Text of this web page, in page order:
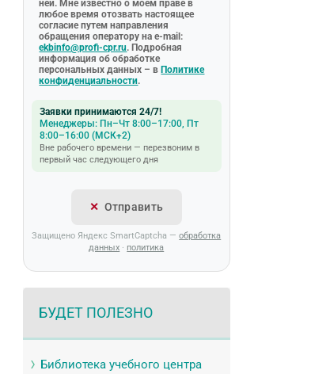
ней. Мне известно о моем праве в
любое время отозвать настоящее
согласие путем направления
обращения оператору на e-mail:
ekbinfo@profi-cpr.ru. Подробная
информация об обработке
персональных данных – в Политике
конфиденциальности.
Заявки принимаются 24/7!
Менеджеры: Пн–Чт 8:00–17:00, Пт
8:00–16:00 (МСК+2)
Вне рабочего времени — перезвоним в
первый час следующего дня
Отправить
Защищено Яндекс SmartCaptcha —обработка
данных · политика
БУДЕТ ПОЛЕЗНО
Библиотека учебного центра